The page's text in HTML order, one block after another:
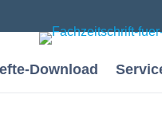
Download